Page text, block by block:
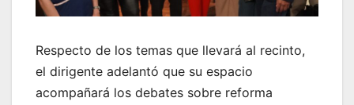
Respecto de los temas que llevará al recinto,
el dirigente adelantó que su espacio
acompañará los debates sobre reforma